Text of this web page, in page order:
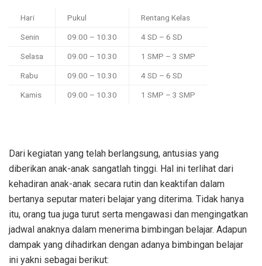
Hari Pukul Rentang Kelas
Senin 09.00 – 10.30 4 SD – 6 SD
Selasa 09.00 – 10.30 1 SMP – 3 SMP
Rabu 09.00 – 10.30 4 SD – 6 SD
Kamis 09.00 – 10.30 1 SMP – 3 SMP
Dari kegiatan yang telah berlangsung, antusias yang
diberikan anak-anak sangatlah tinggi. Hal ini terlihat dari
kehadiran anak-anak secara rutin dan keaktifan dalam
bertanya seputar materi belajar yang diterima. Tidak hanya
itu, orang tua juga turut serta mengawasi dan mengingatkan
jadwal anaknya dalam menerima bimbingan belajar. Adapun
dampak yang dihadirkan dengan adanya bimbingan belajar
ini yakni sebagai berikut: